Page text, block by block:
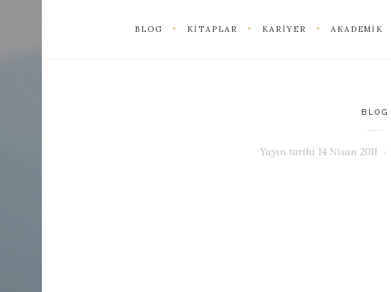
BLOG KITAPLAR KARIYER AKADEMIK
BLOG
Yayın tarihi 14 Nisan 2011